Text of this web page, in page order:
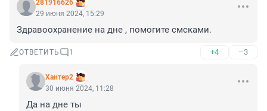
281916626
29 июня 2024, 15:29
Здравоохранение на дне , помогите смсками.
ОТВЕТИТЬ 1 +4 –3
Хантер2
30 июня 2024, 11:28
Да на дне ты